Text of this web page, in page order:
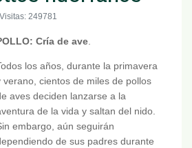
Visitas: 249781
Cría de ave.
los años, durante la primavera
verano, cientos de miles de pollos
aves deciden lanzarse a la
de la vida y saltan del nido.
embargo, aún seguirán
de sus padres durante